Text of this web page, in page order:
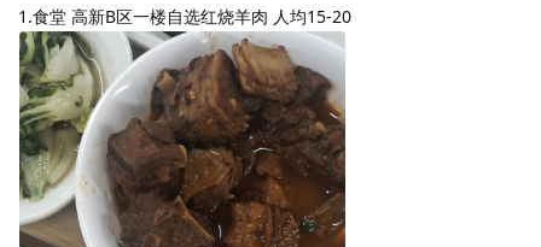
1.食堂 高新B区一楼自选红烧羊肉 人均15-20